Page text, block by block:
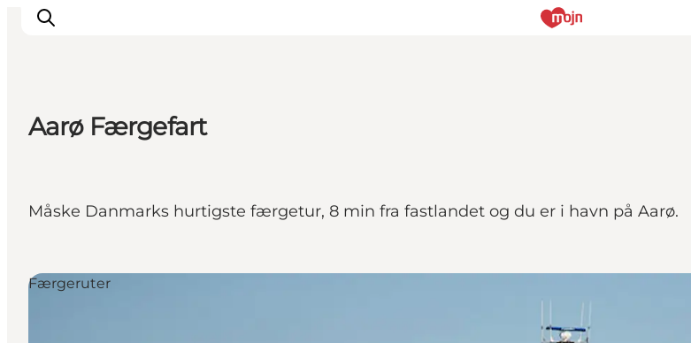
Det sker
Booking
Aarø Færgefart
Måske Danmarks hurtigste færgetur, 8 min fra fastlandet og du er i havn på Aarø.
Færgeruter